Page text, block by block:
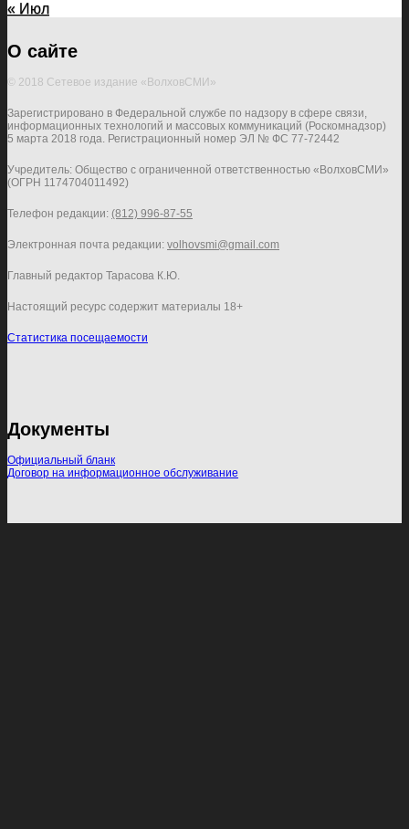
« Июл
О сайте
© 2018 Сетевое издание «ВолховСМИ»
Зарегистрировано в Федеральной службе по надзору в сфере связи,
информационных технологий и массовых коммуникаций (Роскомнадзор)
5 марта 2018 года. Регистрационный номер ЭЛ № ФС 77-72442
Учредитель: Общество с ограниченной ответственностью «ВолховСМИ»
(ОГРН 1174704011492)
Телефон редакции: (812) 996-87-55
Электронная почта редакции: volhovsmi@gmail.com
Главный редактор Тарасова К.Ю.
Настоящий ресурс содержит материалы 18+
Статистика посещаемости
Документы
Официальный бланк
Договор на информационное обслуживание